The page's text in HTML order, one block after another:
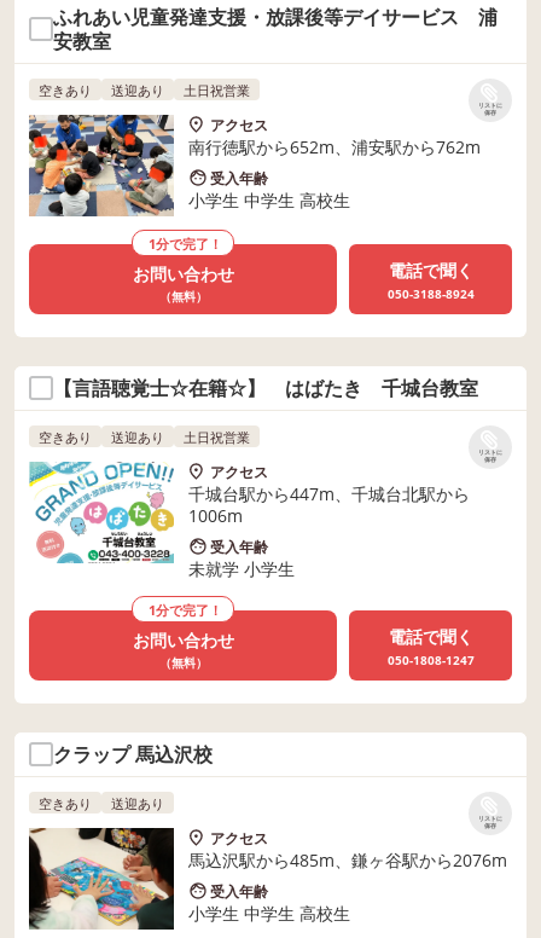
ふれあい児童発達支援・放課後等デイサービス 浦
安教室
リストに
保存
空きあり 送迎あり 土日祝営業
アクセス
南行徳駅から652m、浦安駅から762m
受入年齢
小学生 中学生 高校生
1分で完了！
お問い合わせ
（無料）
電話で聞く
050-3188-8924
【言語聴覚士☆在籍☆】 はばたき 千城台教室
リストに
保存
空きあり 送迎あり 土日祝営業
アクセス
千城台駅から447m、千城台北駅から
1006m
受入年齢
未就学 小学生
1分で完了！
お問い合わせ
（無料）
電話で聞く
050-1808-1247
クラップ 馬込沢校
リストに
保存
空きあり 送迎あり
アクセス
馬込沢駅から485m、鎌ヶ谷駅から2076m
受入年齢
小学生 中学生 高校生